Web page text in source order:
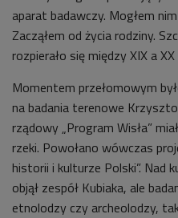
aparat badawczy. Mogłem
Zacząłem od życia rodziny.
rozpierało się między XIX a
Momentem przełomowym
na badania terenowe
rządowy „Program Wisła”
rzeki. Powołano wówczas
historii i kulturze Polski”. Nad
objął zespół Kubiaka, ale
etnolodzy czy archeolodzy,